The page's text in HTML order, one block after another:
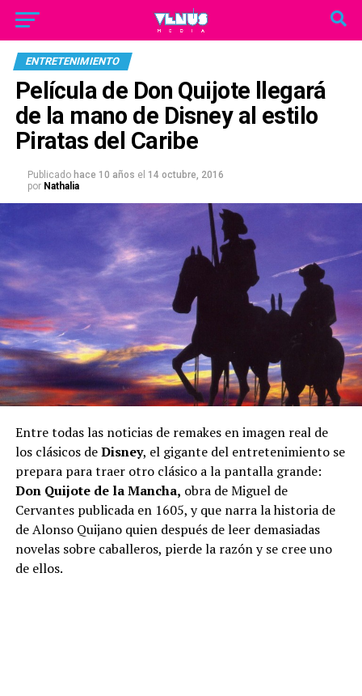
ENTRETENIMIENTO
Película de Don Quijote llegará
de la mano de Disney al estilo
Piratas del Caribe
Publicado hace 10 años el 14 octubre, 2016
por Nathalia
Entre todas las noticias de remakes en imagen real de
los clásicos deDisney, el gigante del entretenimiento se
prepara para traer otro clásico a la pantalla grande:
Don Quijote de la Mancha, obra de Miguel de
Cervantes publicada en 1605, y que narra la historia de
de Alonso Quijano quien después de leer demasiadas
novelas sobre caballeros, pierde la razón y se cree uno
de ellos.